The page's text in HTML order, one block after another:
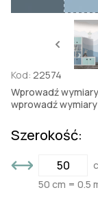
Kod: 22574
Wprowadź
wprowadź wymiary
Szerokość:
50 cm = 0.5